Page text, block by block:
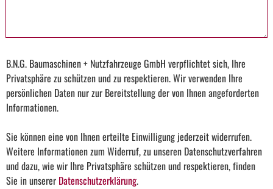
B.N.G. Baumaschinen + Nutzfahrzeuge GmbH verpflichtet sich, Ihre
Privatsphäre zu schützen und zu respektieren. Wir verwenden Ihre
persönlichen Daten nur zur Bereitstellung der von Ihnen angeforderten
Informationen.
Sie können eine von Ihnen erteilte Einwilligung jederzeit widerrufen.
Weitere Informationen zum Widerruf, zu unseren Datenschutzverfahren
und dazu, wie wir Ihre Privatsphäre schützen und respektieren, finden
Sie in unserer Datenschutzerklärung.